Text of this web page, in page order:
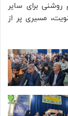
روشنی برای سایر
مسیری پر از